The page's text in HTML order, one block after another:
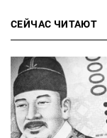
СЕЙЧАС ЧИТАЮТ